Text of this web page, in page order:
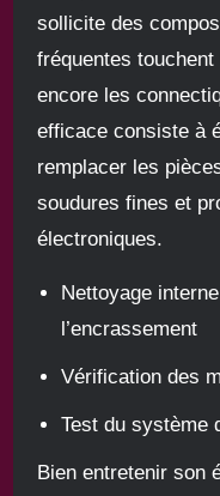
sollicite des
fréquentes
encore les
efficace consiste à
remplacer les
soudures fines et
électroniques.
Nettoyage
l’encrassement
Vérification des
Test du système
Bien entretenir son